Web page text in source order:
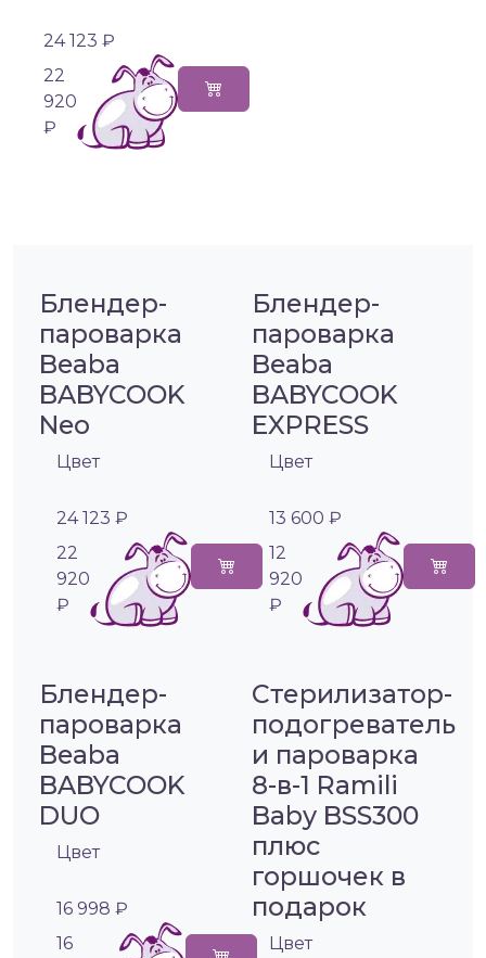
24 123 ₽
22
920
₽
Блендер-
пароварка
Beaba
BABYCOOK
Neo
Цвет
24 123 ₽
22
920
₽
Блендер-
пароварка
Beaba
BABYCOOK
EXPRESS
Цвет
13 600 ₽
12
920
₽
Блендер-
пароварка
Beaba
BABYCOOK
DUO
Цвет
16 998 ₽
16
Стерилизатор-
подогреватель
и пароварка
8-в-1 Ramili
Baby BSS300
плюс
горшочек в
подарок
Цвет